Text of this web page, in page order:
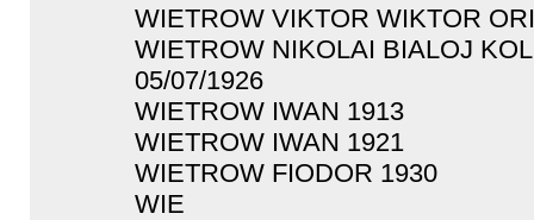
WIETROW VIKTOR WIKTOR
WIETROW NIKOLAI BIALOJ
05/07/1926
WIETROW IWAN 1913
WIETROW IWAN 1921
WIETROW FIODOR 1930
WIE